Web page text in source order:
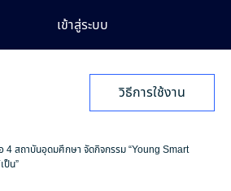
เข้าสู่ระบบ
วิธีการใช้งาน
4 สถาบันอุดมศึกษา จัดกิจกรรม “Young Smart
ป็น”